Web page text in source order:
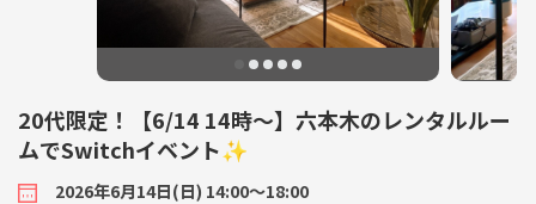
20代限定！【6/14 14時〜】六本木のレンタルルー
ムでSwitchイベント✨
2026年6月14日(日) 14:00〜18:00